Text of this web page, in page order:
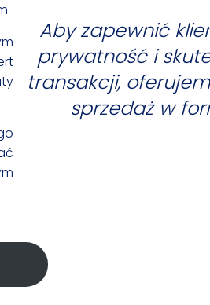
Aby zapewnić
prywatność i
transakcji,
sprzedaż w